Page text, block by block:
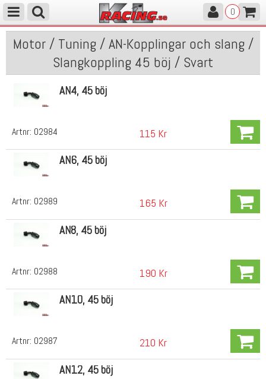
0
Motor / Tuning / AN-Kopplingar och slang /
Slangkoppling 45 böj / Svart
Artnr: 02984
AN4, 45 böj
115 Kr
Artnr: 02989
AN6, 45 böj
165 Kr
Artnr: 02988
AN8, 45 böj
190 Kr
Artnr: 02987
AN10, 45 böj
210 Kr
AN12, 45 böj